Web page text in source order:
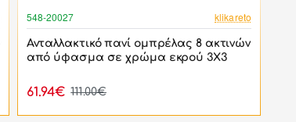
548-20027 klikareto
Ανταλλακτικό πανί ομπρέλας 8 ακτινών
από ύφασμα σε χρώμα εκρού 3X3
61.94€ 111.00€